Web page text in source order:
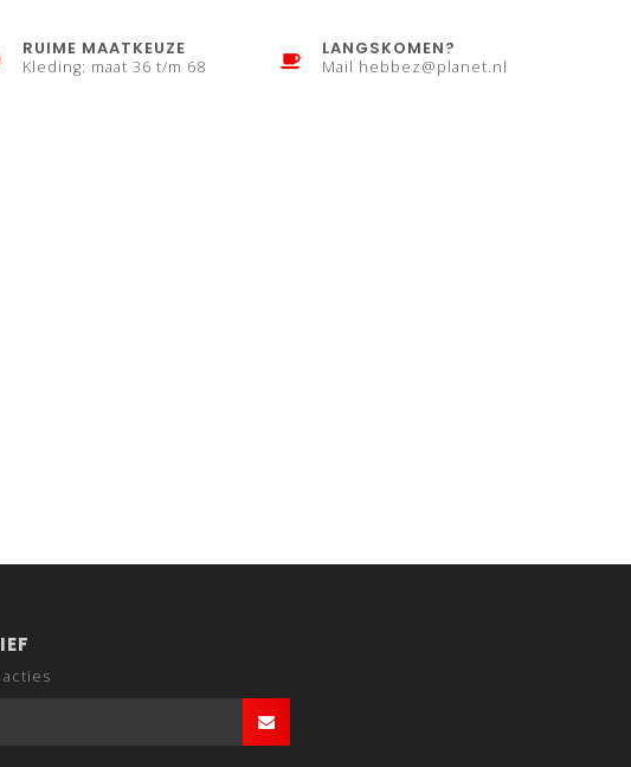
RUIME MAATKEUZE
Kleding: maat 36 t/m 68
LANGSKOMEN?
Mail hebbez@planet.nl